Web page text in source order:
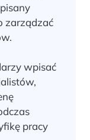
zarządzać
wpisać
pracy